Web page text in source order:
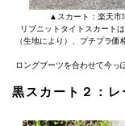
▲スカート：楽天市
リブニットタイトスカート
（生地により）、プチプラ
ロングブーツを合わせて今っ
黒スカート２：レ